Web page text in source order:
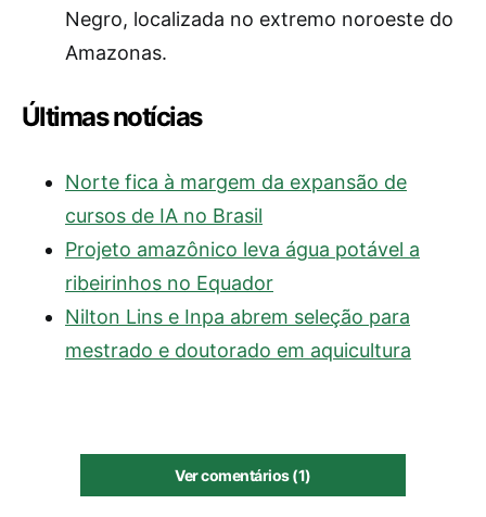
Negro, localizada no extremo noroeste do
Amazonas.
Últimas notícias
Norte fica à margem da expansão de
cursos de IA no Brasil
Projeto amazônico leva água potável a
ribeirinhos no Equador
Nilton Lins e Inpa abrem seleção para
mestrado e doutorado em aquicultura
Ver comentários (1)